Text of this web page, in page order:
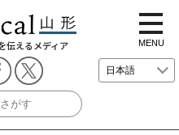
伝えるメディア
t
o
g
g
e
i
MENU